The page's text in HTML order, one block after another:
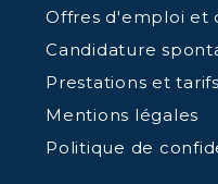
Offres d'emploi et
Candidature
Prestations et tarifs
Mentions légales
Politique de